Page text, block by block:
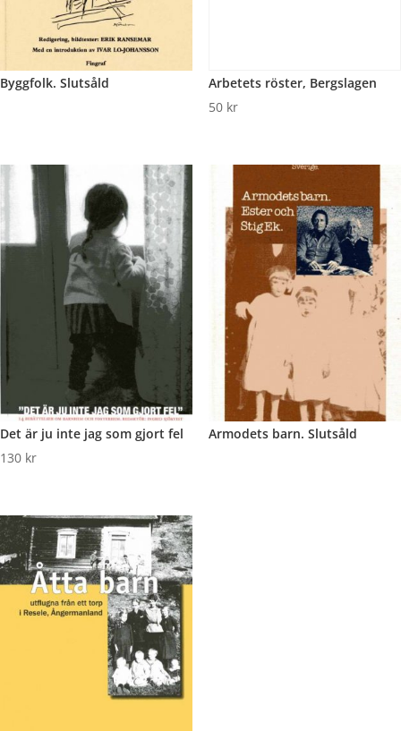
Byggfolk. Slutsåld
Arbetets röster, Bergslagen
50 kr
Det är ju inte jag som gjort fel
130 kr
Armodets barn. Slutsåld